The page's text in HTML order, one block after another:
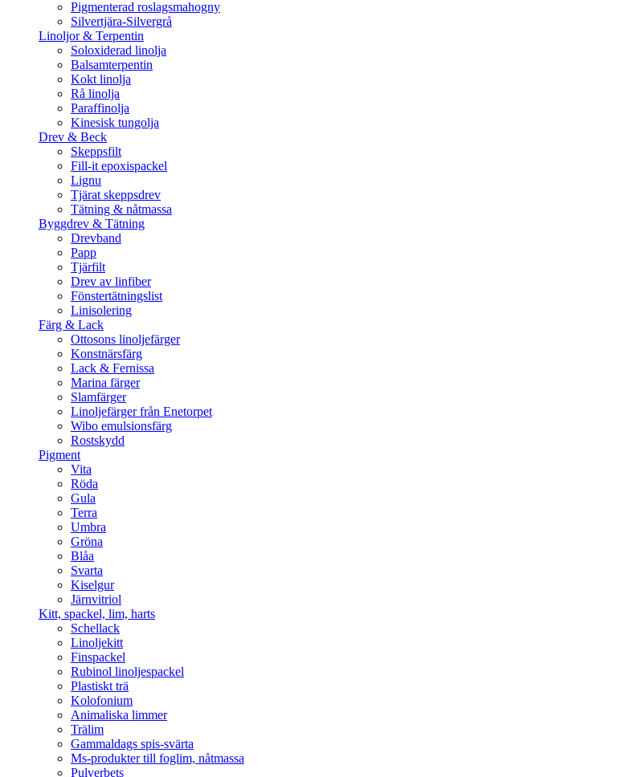
Pigmenterad roslagsmahogny
Silvertjära-Silvergrå
Linoljor & Terpentin
Soloxiderad linolja
Balsamterpentin
Kokt linolja
Rå linolja
Paraffinolja
Kinesisk tungolja
Drev & Beck
Skeppsfilt
Fill-it epoxispackel
Lignu
Tjärat skeppsdrev
Tätning & nåtmassa
Byggdrev & Tätning
Drevband
Papp
Tjärfilt
Drev av linfiber
Fönstertätningslist
Linisolering
Färg & Lack
Ottosons linoljefärger
Konstnärsfärg
Lack & Fernissa
Marina färger
Slamfärger
Linoljefärger från Enetorpet
Wibo emulsionsfärg
Rostskydd
Pigment
Vita
Röda
Gula
Terra
Umbra
Gröna
Blåa
Svarta
Kiselgur
Järnvitriol
Kitt, spackel, lim, harts
Schellack
Linoljekitt
Finspackel
Rubinol linoljespackel
Plastiskt trä
Kolofonium
Animaliska limmer
Trälim
Gammaldags spis-svärta
Ms-produkter till foglim, nåtmassa
Pulverbets